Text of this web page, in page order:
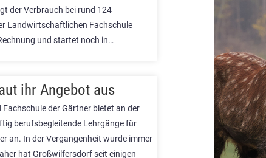
der Verbrauch bei rund 124
Landwirtschaftlichen Fachschule
und startet noch in…
ihr Angebot aus
der Gärtner bietet an der
berufsbegleitende Lehrgänge für
an. In der Vergangenheit wurde immer
hat Großwilfersdorf seit einigen